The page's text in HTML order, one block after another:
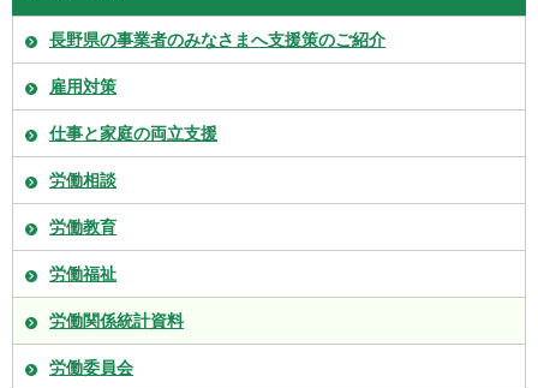
長野県の事業者のみなさまへ支援策のご紹介
雇用対策
仕事と家庭の両立支援
労働相談
労働教育
労働福祉
労働関係統計資料
労働委員会